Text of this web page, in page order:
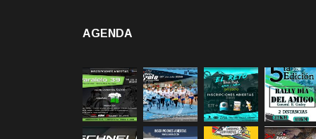
AGENDA